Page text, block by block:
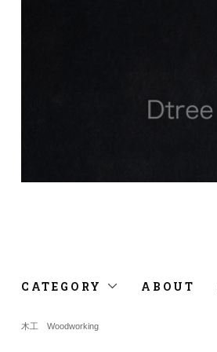
CATEGORY ABOUT
木工 Woodworking